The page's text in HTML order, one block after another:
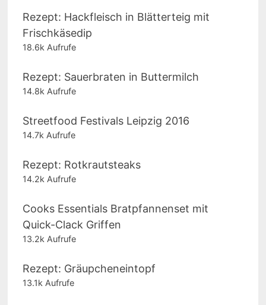
Rezept: Hackfleisch in Blätterteig mit
Frischkäsedip
18.6k Aufrufe
Rezept: Sauerbraten in Buttermilch
14.8k Aufrufe
Streetfood Festivals Leipzig 2016
14.7k Aufrufe
Rezept: Rotkrautsteaks
14.2k Aufrufe
Cooks Essentials Bratpfannenset mit
Quick-Clack Griffen
13.2k Aufrufe
Rezept: Gräupcheneintopf
13.1k Aufrufe